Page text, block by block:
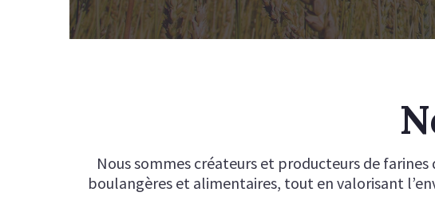
FARINE
FARINE
Nous sommes créateurs et producteurs de
boulangères et alimentaires, tout en valorisant